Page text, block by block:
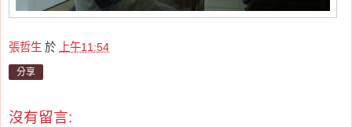
張哲生 於 上午11:54
分享
沒有留言: